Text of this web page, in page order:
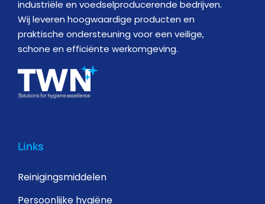
industriële en voedselproducerende bedrijven.
Wij leveren hoogwaardige producten en
praktische ondersteuning voor een veilige,
schone en efficiënte werkomgeving.
Links
Reinigingsmiddelen
Persoonlijke hygiëne